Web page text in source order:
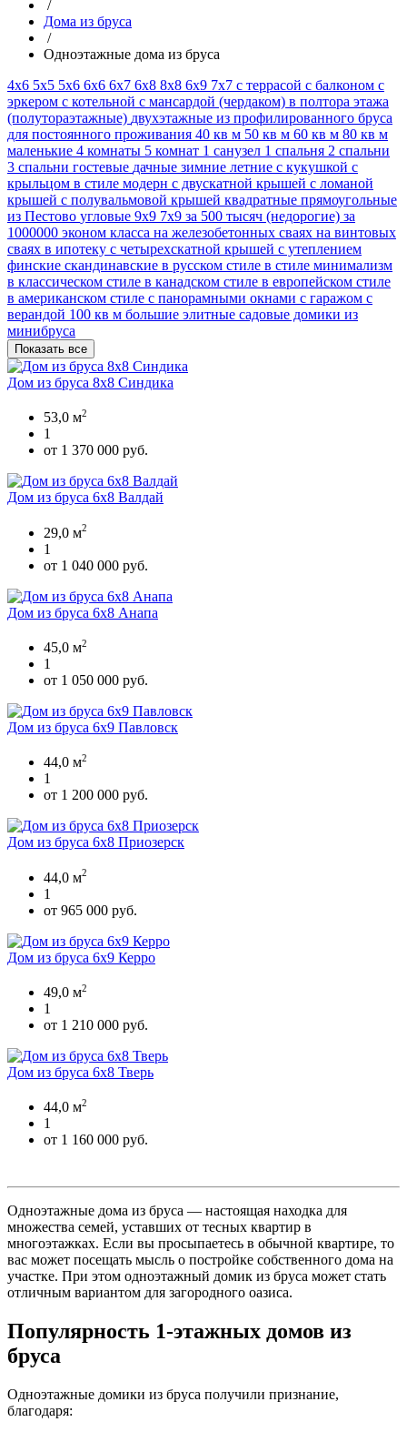
/
Дома из бруса
/
Одноэтажные дома из бруса
4х6 5х5 5х6 6x6 6х7 6х8 8х8 6х9 7х7 с террасой с балконом с
эркером с котельной с мансардой (чердаком) в полтора этажа
(полутораэтажные) двухэтажные из профилированного бруса
для постоянного проживания 40 кв м 50 кв м 60 кв м 80 кв м
маленькие 4 комнаты 5 комнат 1 санузел 1 спальня 2 спальни
3 спальни гостевые дачные зимние летние с кукушкой с
крыльцом в стиле модерн с двускатной крышей с ломаной
крышей с полувальмовой крышей квадратные прямоугольные
из Пестово угловые 9х9 7х9 за 500 тысяч (недорогие) за
1000000 эконом класса на железобетонных сваях на винтовых
сваях в ипотеку с четырехскатной крышей с утеплением
финские скандинавские в русском стиле в стиле минимализм
в классическом стиле в канадском стиле в европейском стиле
в американском стиле с панорамными окнами с гаражом с
верандой 100 кв м большие элитные садовые домики из
минибруса
Показать все
Дом из бруса 8х8 Синдика
53,0 м2
1
от 1 370 000 руб.
Дом из бруса 6х8 Валдай
29,0 м2
1
от 1 040 000 руб.
Дом из бруса 6х8 Анапа
45,0 м2
1
от 1 050 000 руб.
Дом из бруса 6х9 Павловск
44,0 м2
1
от 1 200 000 руб.
Дом из бруса 6х8 Приозерск
44,0 м2
1
от 965 000 руб.
Дом из бруса 6х9 Керро
49,0 м2
1
от 1 210 000 руб.
Дом из бруса 6х8 Тверь
44,0 м2
1
от 1 160 000 руб.
Одноэтажные дома из бруса — настоящая находка для
множества семей, уставших от тесных квартир в
многоэтажках. Если вы просыпаетесь в обычной квартире, то
вас может посещать мысль о постройке собственного дома на
участке. При этом одноэтажный домик из бруса может стать
отличным вариантом для загородного оазиса.
Популярность 1-этажных домов из
бруса
Одноэтажные домики из бруса получили признание,
благодаря: